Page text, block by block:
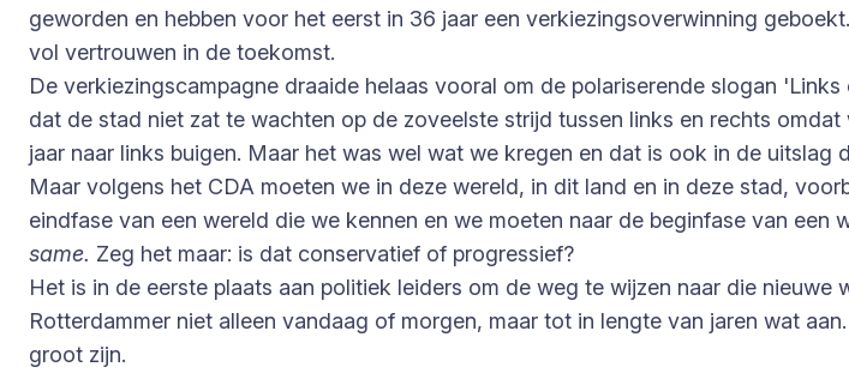
geworden en hebben voor het eerst in 36 jaar een verkiezingsoverwinning
vol vertrouwen in de toekomst.
De verkiezingscampagne draaide helaas vooral om de polariserende slogan
dat de stad niet zat te wachten op de zoveelste strijd tussen links en rechts
jaar naar links buigen. Maar het was wel wat we kregen en dat is ook in de
Maar volgens het CDA moeten we in deze wereld, in dit land en in deze stad,
eindfase van een wereld die we kennen en we moeten naar de beginfase van een
same. Zeg het maar: is dat conservatief of progressief?
Het is in de eerste plaats aan politiek leiders om de weg te wijzen naar die
Rotterdammer niet alleen vandaag of morgen, maar tot in lengte van jaren wat
groot zijn.